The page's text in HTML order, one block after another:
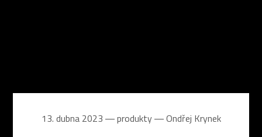
13. dubna 2023 ― produkty ―Ondřej Krynek